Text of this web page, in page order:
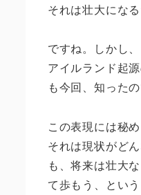
それは壮大になる
ですね。しかし
アイルランド起
も今回、知ったの
この表現には秘
それは現状がど
も、将来は壮大
て歩もう、とい